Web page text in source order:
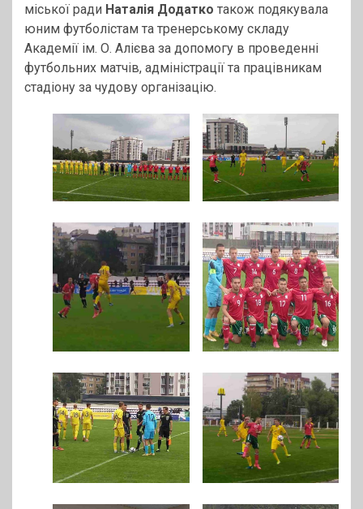
міської ради Наталія Додатко також подякувала
юним футболістам та тренерському складу
Академії ім. О. Алієва за допомогу в проведенні
футбольних матчів, адміністрації та працівникам
стадіону за чудову організацію.